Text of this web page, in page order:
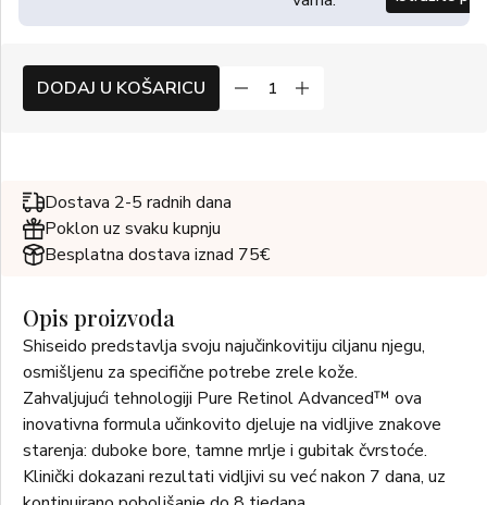
DODAJ U KOŠARICU
Dostava 2-5 radnih dana
Poklon uz svaku kupnju
Besplatna dostava iznad 75€
Opis proizvoda
Shiseido predstavlja svoju najučinkovitiju ciljanu njegu,
osmišljenu za specifične potrebe zrele kože.
Zahvaljujući tehnologiji Pure Retinol Advanced™ ova
inovativna formula učinkovito djeluje na vidljive znakove
starenja: duboke bore, tamne mrlje i gubitak čvrstoće.
Klinički dokazani rezultati vidljivi su već nakon 7 dana, uz